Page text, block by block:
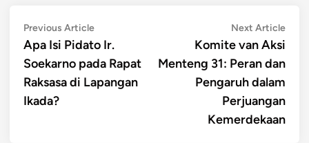
Post
navigation
Previous ArticlePrevious
article:
Apa Isi Pidato Ir.
Soekarno pada Rapat
Raksasa di Lapangan
Ikada?
Next ArticleNext
Komite van Aksi
Menteng 31: Peran dan
Pengaruh dalam
Perjuangan
Kemerdekaan